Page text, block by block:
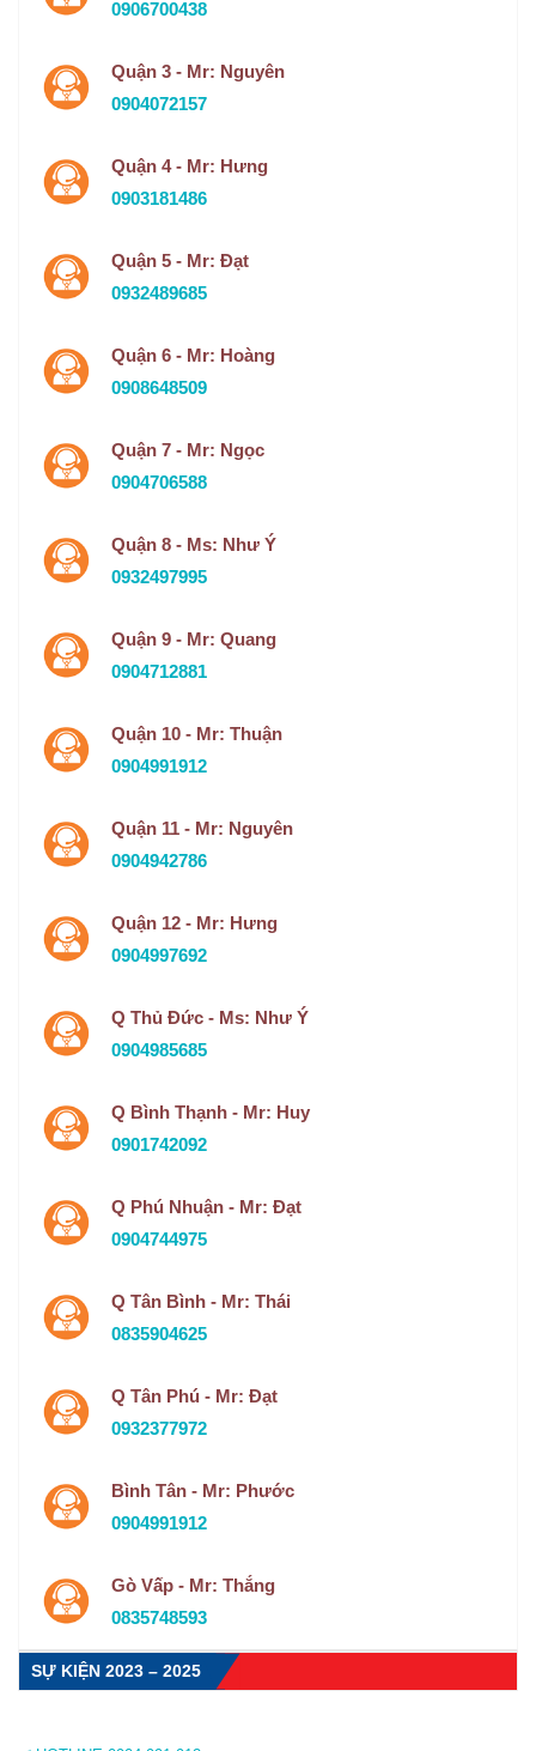
0906700438
Quận 3 - Mr: Nguyên
0904072157
Quận 4 - Mr: Hưng
0903181486
Quận 5 - Mr: Đạt
0932489685
Quận 6 - Mr: Hoàng
0908648509
Quận 7 - Mr: Ngọc
0904706588
Quận 8 - Ms: Như Ý
0932497995
Quận 9 - Mr: Quang
0904712881
Quận 10 - Mr: Thuận
0904991912
Quận 11 - Mr: Nguyên
0904942786
Quận 12 - Mr: Hưng
0904997692
Q Thủ Đức - Ms: Như Ý
0904985685
Q Bình Thạnh - Mr: Huy
0901742092
Q Phú Nhuận - Mr: Đạt
0904744975
Q Tân Bình - Mr: Thái
0835904625
Q Tân Phú - Mr: Đạt
0932377972
Bình Tân - Mr: Phước
0904991912
Gò Vấp - Mr: Thắng
0835748593
SỰ KIỆN 2023 – 2025